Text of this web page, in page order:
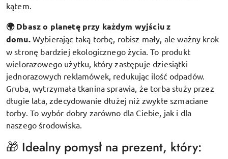
kątem.
🌍 Dbasz o planetę przy każdym wyjściu z
domu. Wybierając taką torbę, robisz mały, ale ważny krok
w stronę bardziej ekologicznego życia. To produkt
wielorazowego użytku, który zastępuje dziesiątki
jednorazowych reklamówek, redukując ilość odpadów.
Gruba, wytrzymała tkanina sprawia, że torba służy przez
długie lata, zdecydowanie dłużej niż zwykłe szmaciane
torby. To wybór dobry zarówno dla Ciebie, jak i dla
naszego środowiska.
🎁 Idealny pomysł na prezent, który: